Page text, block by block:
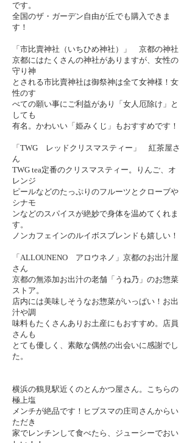
です。
全国のザ・ガーデン自由が丘でも購入できま
す！
「市比賣神社（いちひめ神社）」 京都の神社
京都にはたくさんの神社がありますが、女性の
守り神
とされる市比賣神社は御祭神は全て女神様！女
性のす
べての願い事にご利益があり「女人厄除け」と
しても
有名。かわいい「姫みくじ」もおすすめです！
「 TWG レッドクリスマスティー」 紅茶屋さ
ん
TWG tea定番のクリスマスティー。りんご、オ
レンジ
ピールなどのたっぷりのフルーツとクローブや
シナモ
ンなどのスパイスが絶妙で身体を温めてくれま
す。
ノンカフェインのルイボスブレンドも嬉しい！
「 ALLOUNENO アロウネノ 」京都のお出汁屋
さん
京都の無添加お出汁の老舗「うね乃」のお惣菜
ストア。
店内には美味しそうなお惣菜がいっぱい！お出
汁や調
味料もたくさんありお土産にもおすすめ。店員
さんも
とても優しく、素敵な偶然の出会いに感謝でし
た。
横浜の鶴見駅近くのとんかつ屋さん。こちらの
極上塩
メンチが絶品です！ヒブスマの庄司さんからい
ただき
家でレンチンして食べたら、ジューシーでおい